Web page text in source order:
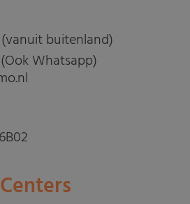
buitenland)
Whatsapp)